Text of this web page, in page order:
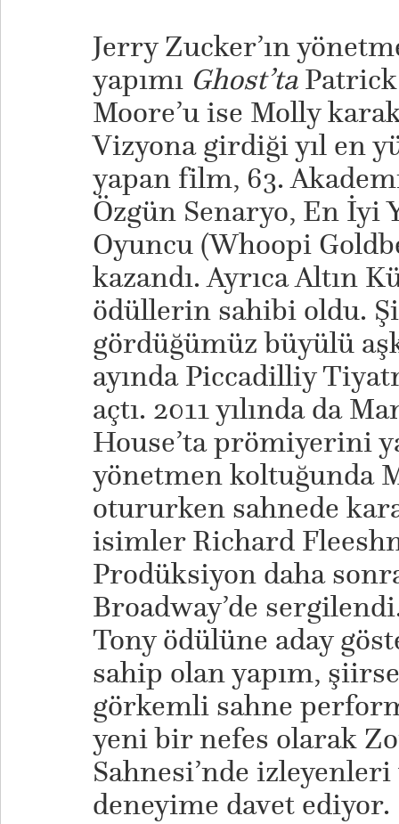
Jerry Zucker’ın
yapımı Ghost’taPatrick
Moore’u ise Molly
Vizyona girdiği yıl en
yapan film, 63.
Özgün Senaryo, En İyi
Oyuncu (Whoopi
kazandı. Ayrıca Altın
ödüllerin sahibi oldu.
gördüğümüz büyülü
ayında Piccadilliy
açtı. 2011 yılında da
House’ta prömiyerini
yönetmen koltuğunda
otururken sahnede
isimler Richard
Prodüksiyon daha
Broadway’de
Tony ödülüne aday
sahip olan yapım,
görkemli sahne
yeni bir nefes olarak
Sahnesi’nde
deneyime davet ediyor.